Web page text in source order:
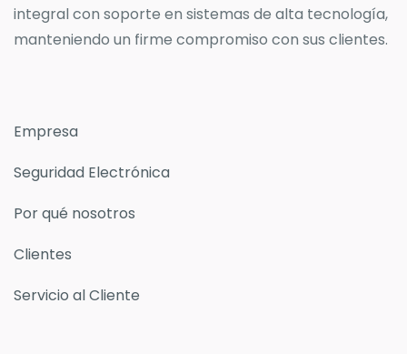
integral con soporte en sistemas de alta tecnología,
manteniendo un firme compromiso con sus clientes.
Empresa
Seguridad Electrónica
Por qué nosotros
Clientes
Servicio al Cliente